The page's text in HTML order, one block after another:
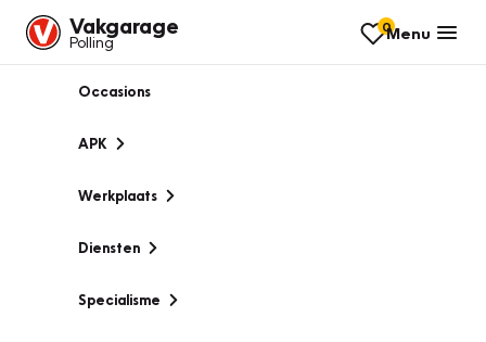
Vakgarage
Polling
0Menu
Occasions
APK
Werkplaats
Diensten
Specialisme